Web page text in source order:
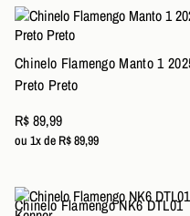
Chinelo Flamengo Manto 1
Preto Preto
R$ 89,99
ou 1x de R$ 89,99
Chinelo Flamengo NK6 DTL01